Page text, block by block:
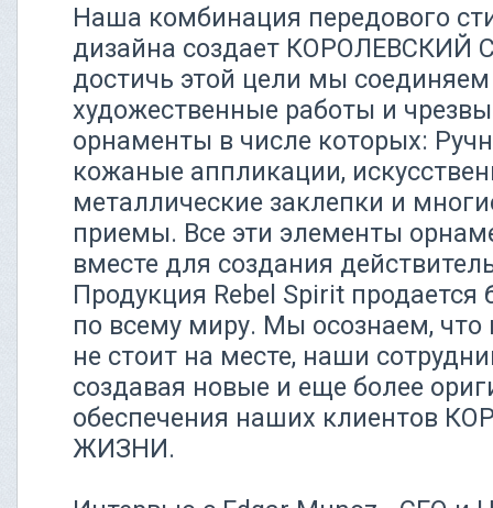
Наша комбинация передового
дизайна создает
достичь этой цели мы
художественные работы и
орнаменты в числе которых:
кожаные аппликации,
металлические заклепки и
приемы. Все эти элементы
вместе для создания
Продукция Rebel Spirit продается
по всему миру. Мы осознаем,
не стоит на месте, наши
создавая новые и еще более
обеспечения наших клиентов
ЖИЗНИ.